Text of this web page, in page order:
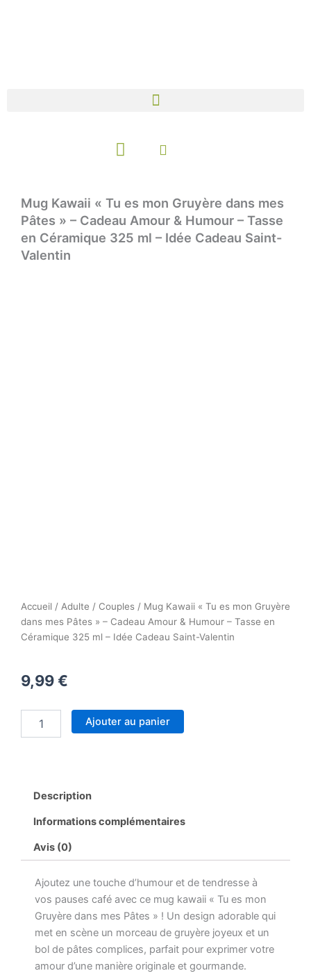
Panier
Mug Kawaii « Tu es mon Gruyère dans mes
Pâtes » – Cadeau Amour & Humour – Tasse
en Céramique 325 ml – Idée Cadeau Saint-
Valentin
Accueil / Adulte / Couples / Mug Kawaii « Tu es mon Gruyère
dans mes Pâtes » – Cadeau Amour & Humour – Tasse en
Céramique 325 ml – Idée Cadeau Saint-Valentin
9,99€
mon
dans
mes
Pâtes"
Cadeau
Amour
Humour
Tasse
Ajouter au panier
Description
Informations complémentaires
Avis (0)
Ajoutez une touche d’humour et de tendresse à
vos pauses café avec ce mug kawaii « Tu es mon
Gruyère dans mes Pâtes » ! Un design adorable qui
met en scène un morceau de gruyère joyeux et un
bol de pâtes complices, parfait pour exprimer votre
amour d’une manière originale et gourmande.